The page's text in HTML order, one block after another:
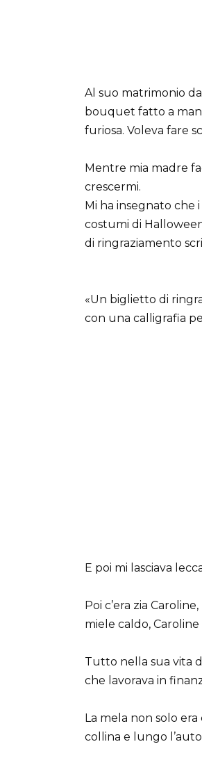
Al suo matrimonio
bouquet fatto a
furiosa. Voleva fare
Mentre mia madre
crescermi.
Mi ha insegnato che
costumi di
di ringraziamento
«Un biglietto di
con una calligrafia
E poi mi lasciava
Poi c’era zia
miele caldo,
Tutto nella sua vita
che lavorava in
La mela non solo
collina e lungo